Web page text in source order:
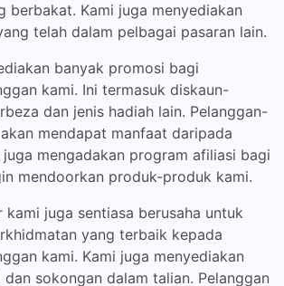
berbakat. Kami juga menyediakan
telah dalam pelbagai pasaran lain.
banyak promosi bagi
kami. Ini termasuk diskaun-
dan jenis hadiah lain. Pelanggan-
mendapat manfaat daripada
mengadakan program afiliasi bagi
mendoorkan produk-produk kami.
kami juga sentiasa berusaha untuk
yang terbaik kepada
kami. Kami juga menyediakan
sokongan dalam talian. Pelanggan